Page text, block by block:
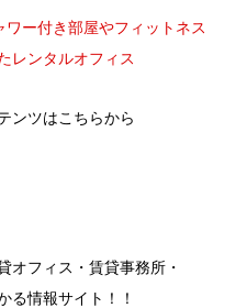
ワー付き部屋やフィットネス
レンタルオフィス
ンツはこちらから
オフィス・賃貸事務所・
る情報サイト！！